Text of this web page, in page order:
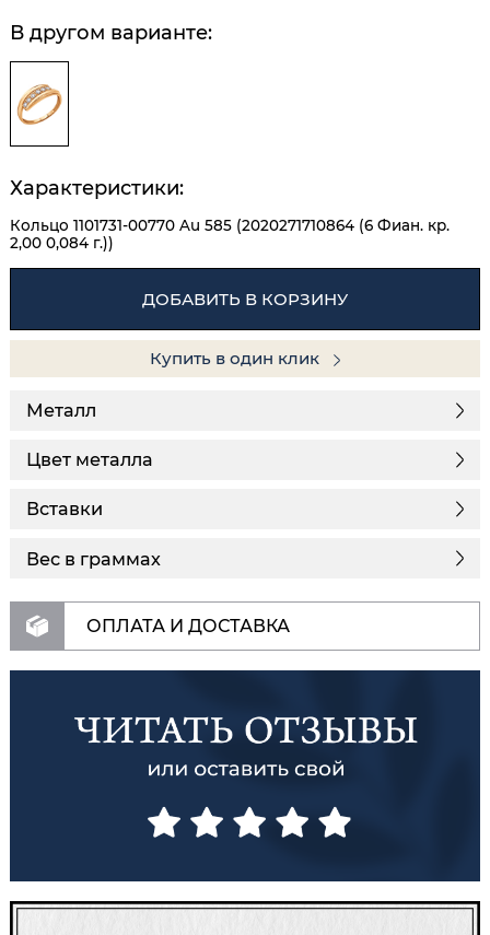
В другом варианте:
Характеристики:
Кольцо 1101731-00770 Au 585 (2020271710864 (6 Фиан. кр.
2,00 0,084 г.))
ДОБАВИТЬ В КОРЗИНУ
Купить в один клик
Металл
Цвет металла
Вставки
Вес в граммах
ОПЛАТА И ДОСТАВКА